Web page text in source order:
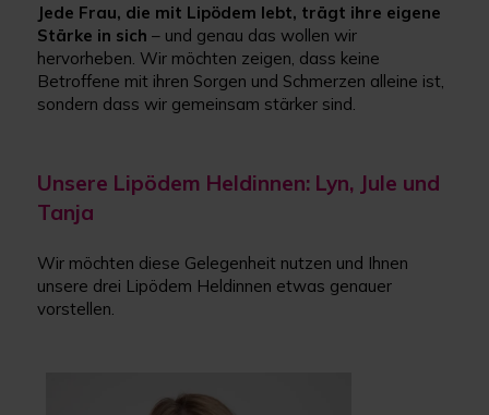
Jede Frau, die mit Lipödem lebt, trägt ihre eigene
Stärke in sich – und genau das wollen wir
hervorheben. Wir möchten zeigen, dass keine
Betroffene mit ihren Sorgen und Schmerzen alleine ist,
sondern dass wir gemeinsam stärker sind.
Unsere Lipödem Heldinnen: Lyn, Jule und
Tanja
Wir möchten diese Gelegenheit nutzen und Ihnen
unsere drei Lipödem Heldinnen etwas genauer
vorstellen.